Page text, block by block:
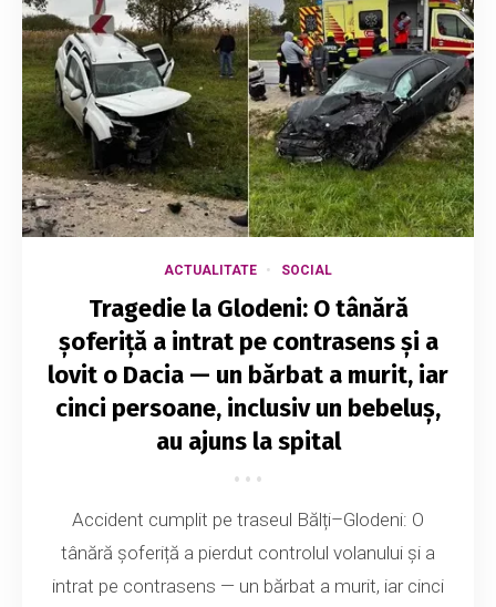
ACTUALITATE SOCIAL
Tragedie la Glodeni: O tânără
șoferiță a intrat pe contrasens și a
lovit o Dacia — un bărbat a murit, iar
cinci persoane, inclusiv un bebeluș,
au ajuns la spital
Accident cumplit pe traseul Bălți–Glodeni: O
tânără șoferiță a pierdut controlul volanului și a
intrat pe contrasens — un bărbat a murit, iar cinci